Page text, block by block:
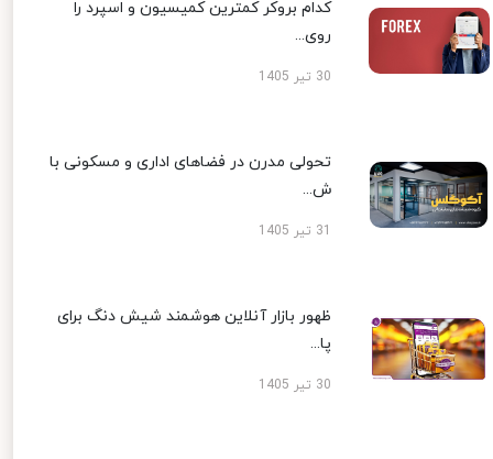
کدام بروکر کمترین کمیسیون و اسپرد را
روی...
30 تیر 1405
تحولی مدرن در فضاهای اداری و مسکونی با
ش...
ظهور بازار آنلاین هوشمند شیش دنگ برای
پا...
30 تیر 1405